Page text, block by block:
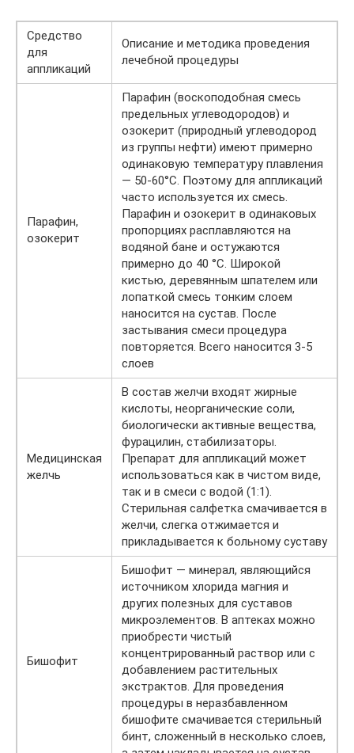
Средство
для
аппликаций
Описание и методика проведения
лечебной процедуры
Парафин,
озокерит
Парафин (воскоподобная смесь
предельных углеводородов) и
озокерит (природный углеводород
из группы нефти) имеют примерно
одинаковую температуру плавления
— 50-60°C. Поэтому для аппликаций
часто используется их смесь.
Парафин и озокерит в одинаковых
пропорциях расплавляются на
водяной бане и остужаются
примерно до 40 °C. Широкой
кистью, деревянным шпателем или
лопаткой смесь тонким слоем
наносится на сустав. После
застывания смеси процедура
повторяется. Всего наносится 3-5
слоев
Медицинская
желчь
В состав желчи входят жирные
кислоты, неорганические соли,
биологически активные вещества,
фурацилин, стабилизаторы.
Препарат для аппликаций может
использоваться как в чистом виде,
так и в смеси с водой (1:1).
Стерильная салфетка смачивается в
желчи, слегка отжимается и
прикладывается к больному суставу
Бишофит
Бишофит — минерал, являющийся
источником хлорида магния и
других полезных для суставов
микроэлементов. В аптеках можно
приобрести чистый
концентрированный раствор или с
добавлением растительных
экстрактов. Для проведения
процедуры в неразбавленном
бишофите смачивается стерильный
бинт, сложенный в несколько слоев,